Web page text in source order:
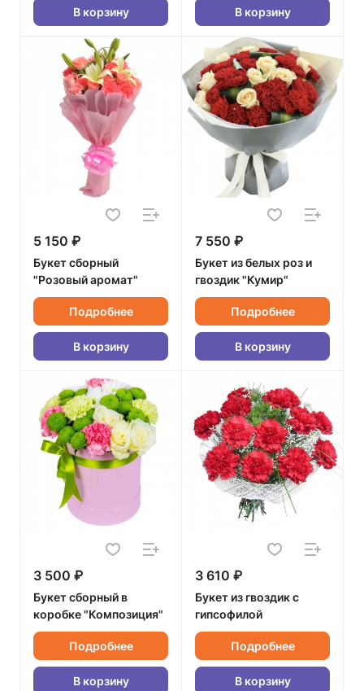
В корзину В корзину
5 150 ₽
Букет сборный
"Розовый аромат"
Подробнее
В корзину
7 550 ₽
Букет из белых роз и
гвоздик "Кумир"
Подробнее
В корзину
3 500 ₽
Букет сборный в
коробке "Композиция"
Подробнее
В корзину
3 610 ₽
Букет из гвоздик с
гипсофилой
Подробнее
В корзину